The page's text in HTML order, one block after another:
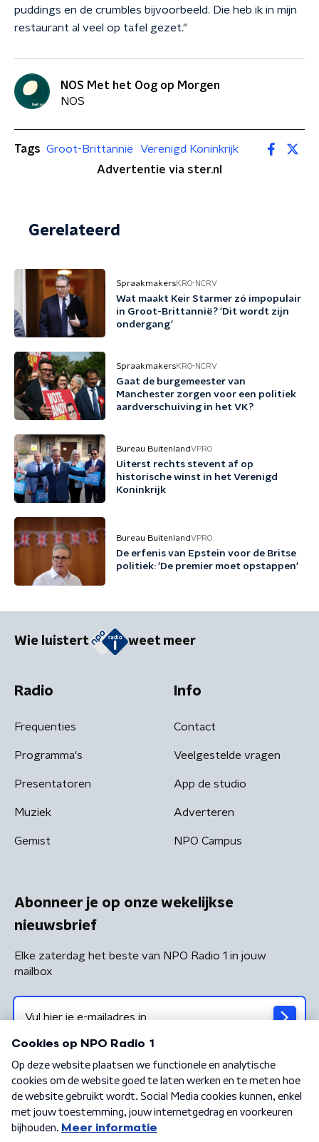
puddings en de crumbles bijvoorbeeld. Die heb ik in mijn
restaurant al veel op tafel gezet."
NOS Met het Oog op Morgen
NOS
Tags Groot-Brittannië
Verenigd Koninkrijk
Advertentie via ster.nl
Gerelateerd
SpraakmakersKRO-NCRV
Wat maakt Keir Starmer zó impopulair
in Groot-Brittannië? 'Dit wordt zijn
ondergang'
SpraakmakersKRO-NCRV
Gaat de burgemeester van
Manchester zorgen voor een politiek
aardverschuiving in het VK?
Bureau BuitenlandVPRO
Uiterst rechts stevent af op
historische winst in het Verenigd
Koninkrijk
Bureau BuitenlandVPRO
De erfenis van Epstein voor de Britse
politiek: 'De premier moet opstappen'
Wie luistert weet meer
Radio
Frequenties
Programma's
Presentatoren
Muziek
Gemist
Info
Contact
Veelgestelde vragen
App de studio
Adverteren
NPO Campus
Abonneer je op onze wekelijkse
nieuwsbrief
Elke zaterdag het beste van NPO Radio 1 in jouw
mailbox
Algemene voorwaarden